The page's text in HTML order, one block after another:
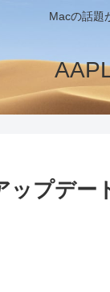
Macの話題
ップデー